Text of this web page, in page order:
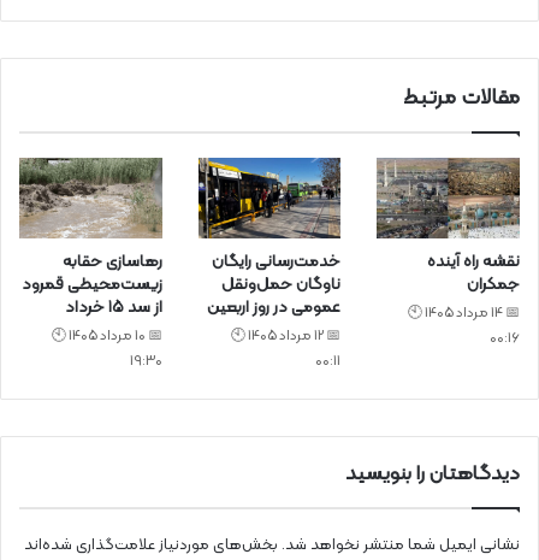
مقالات مرتبط
نقشه راه آینده
جمکران
📅 14 مرداد 1405 🕙
00:16
خدمت‌رسانی رایگان
ناوگان حمل‌ونقل
عمومی در روز اربعین
📅 12 مرداد 1405 🕙
00:11
رهاسازی حقابه
زیست‌محیطی قمرود
از سد ۱۵ خرداد
📅 10 مرداد 1405 🕙
19:30
دیدگاهتان را بنویسید
نشانی ایمیل شما منتشر نخواهد شد. بخش‌های موردنیاز علامت‌گذاری شده‌اند